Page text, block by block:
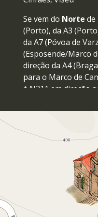
Se vem do Norte de
(Porto), da A3
da A7 (Póvoa de
(Esposende/Marco
direção da A4
para o Marco de
à N211 em direção
Capela de
barragem de
N222 para a Igreja
sinalização da Rota
Porto
para o Marco de
para Cinfães,
Fandinhães. Cruze
Carrapatelo.